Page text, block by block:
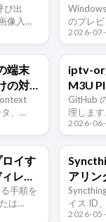
び出
像入
1Mコン
今アッ
のプレ
験の変
2026-
端末
の対
、
踏み
iptv-
M3U
EPG入
GitHub
理しま
EPG、
2026-
イす
レク
手順を
は
定ディ
アリン
実用メ
イス ID
イアウ
2026-